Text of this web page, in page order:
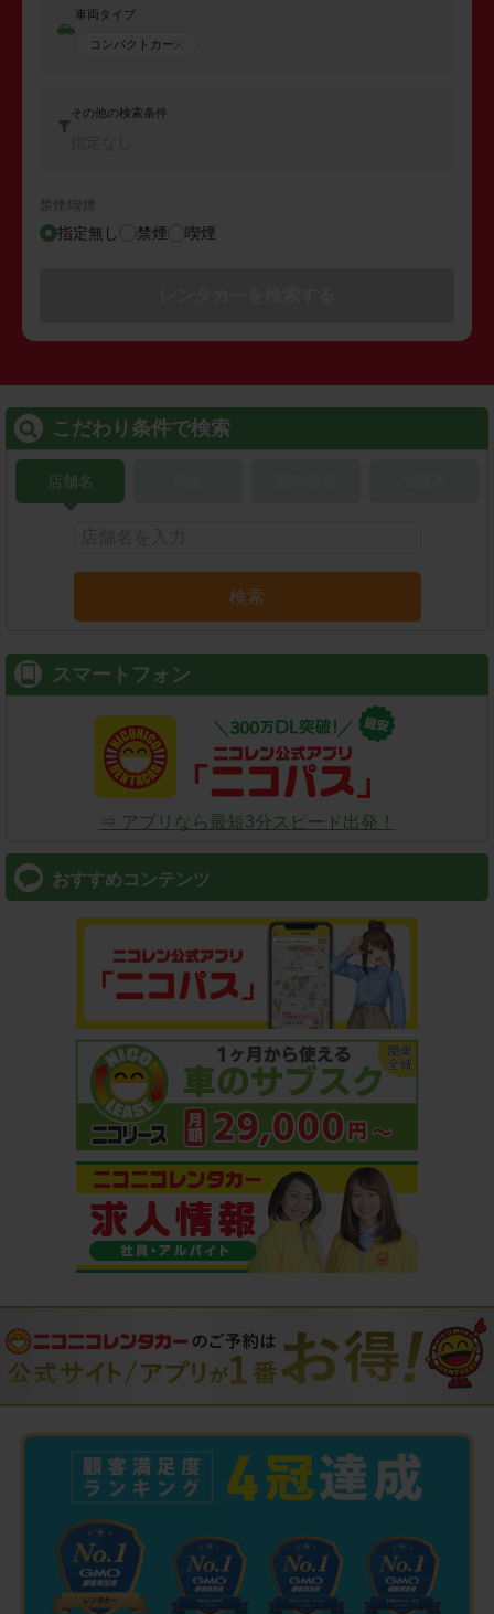
車両タイプ
コンパクトカー
その他の検索条件
禁煙/喫煙
指定無し 禁煙 喫煙
こだわり条件で検索
店舗名
検索
スマートフォン
⇒ アプリなら最短3分スピード出発！
おすすめコンテンツ